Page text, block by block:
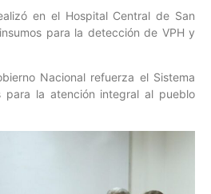
en el Hospital Central de San
para la detección de VPH y
Nacional refuerza el Sistema
la atención integral al pueblo